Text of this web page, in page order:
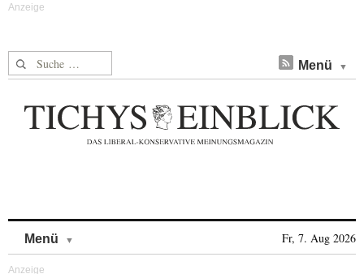
Suche nach: Menü
Menü Fr, 7. Aug 2026